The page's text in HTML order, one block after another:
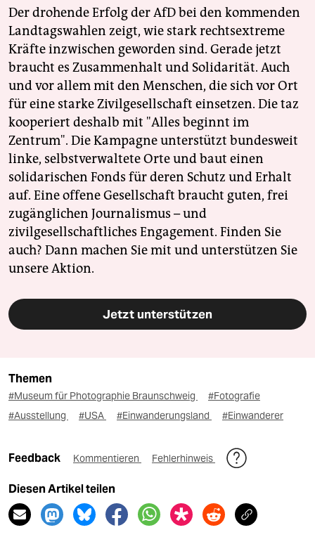
Der drohende Erfolg der AfD bei den kommenden
Landtagswahlen zeigt, wie stark rechtsextreme
Kräfte inzwischen geworden sind. Gerade jetzt
braucht es Zusammenhalt und Solidarität. Auch
und vor allem mit den Menschen, die sich vor Ort
für eine starke Zivilgesellschaft einsetzen. Die taz
kooperiert deshalb mit "Alles beginnt im
Zentrum". Die Kampagne unterstützt bundesweit
linke, selbstverwaltete Orte und baut einen
solidarischen Fonds für deren Schutz und Erhalt
auf. Eine offene Gesellschaft braucht guten, frei
zugänglichen Journalismus – und
zivilgesellschaftliches Engagement. Finden Sie
auch? Dann machen Sie mit und unterstützen Sie
unsere Aktion.
Jetzt unterstützen
Themen
#Museum für Photographie Braunschweig
#Fotografie
#Ausstellung
#USA #Einwanderungsland #Einwanderer
Feedback Kommentieren Fehlerhinweis
Diesen Artikel teilen